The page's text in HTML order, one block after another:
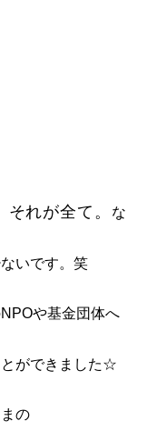
れが全て。
な
いです。笑
や基金団体へ
ができました☆
の